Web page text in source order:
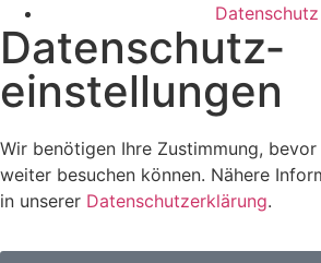
Datenschutz
Datenschutz­
einstellungen
Wir benötigen Ihre Zustimmung, bevor
weiter besuchen können. Nähere
in unserer Datenschutzerklärung.